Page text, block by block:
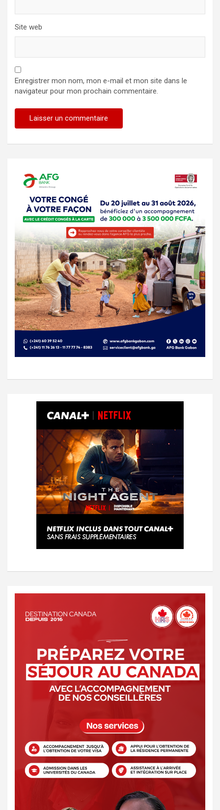
Site web
Enregistrer mon nom, mon e-mail et mon site dans le
navigateur pour mon prochain commentaire.